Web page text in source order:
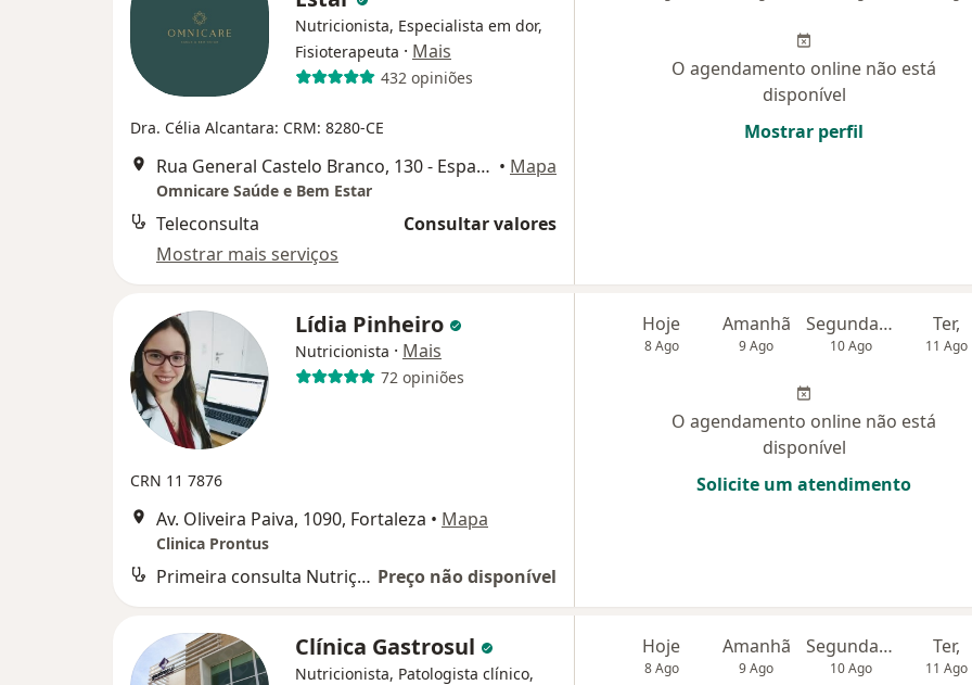
Nutricionista, Especialista em dor,
Fisioterapeuta · Mais
432 opiniões
Dra. Célia Alcantara: CRM: 8280-CE
Rua General Castelo Branco, 130 - Espaço Vida, Fortaleza • Mapa
Omnicare Saúde e Bem Estar
Teleconsulta
Consultar valores
Mostrar mais serviços
O agendamento online não está
disponível
Mostrar perfil
Lídia Pinheiro
Nutricionista · Mais
72 opiniões
CRN 11 7876
Av. Oliveira Paiva, 1090, Fortaleza • Mapa
Clinica Prontus
Primeira consulta Nutrição Preço não disponível
Hoje
8 Ago
Amanhã
9 Ago
Segunda-feira
10 Ago
Ter,
11 Ago
O agendamento online não está
disponível
Solicite um atendimento
Clínica Gastrosul
Nutricionista, Patologista clínico,
Hoje
8 Ago
Amanhã
9 Ago
Segunda-feira
10 Ago
Ter,
11 Ago